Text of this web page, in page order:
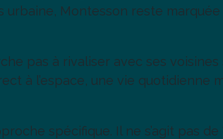
Montesson reste
pas à rivaliser avec ses
à l’espace, une vie quotidienne
spécifique. Il ne s’agit pas de